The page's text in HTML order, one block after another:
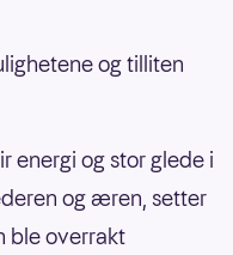
og tilliten
energi og stor glede i
og æren, setter
ble overrakt